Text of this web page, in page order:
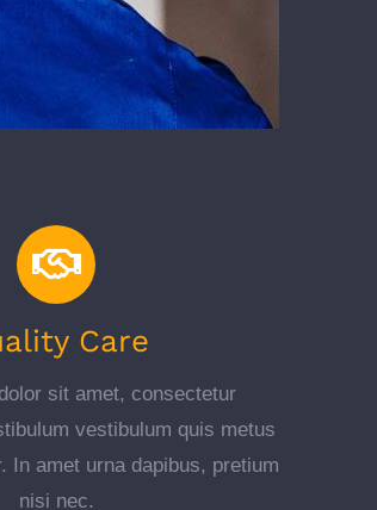
Care
sit amet, consectetur
vestibulum quis metus
In amet urna dapibus, pretium
nisi nec.